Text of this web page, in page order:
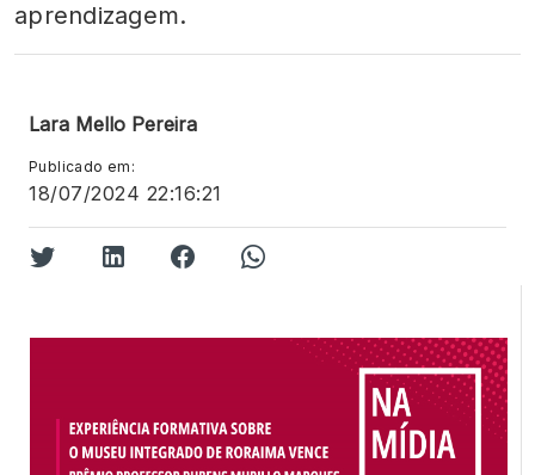
aprendizagem.
Lara Mello Pereira
Publicado em:
18/07/2024 22:16:21